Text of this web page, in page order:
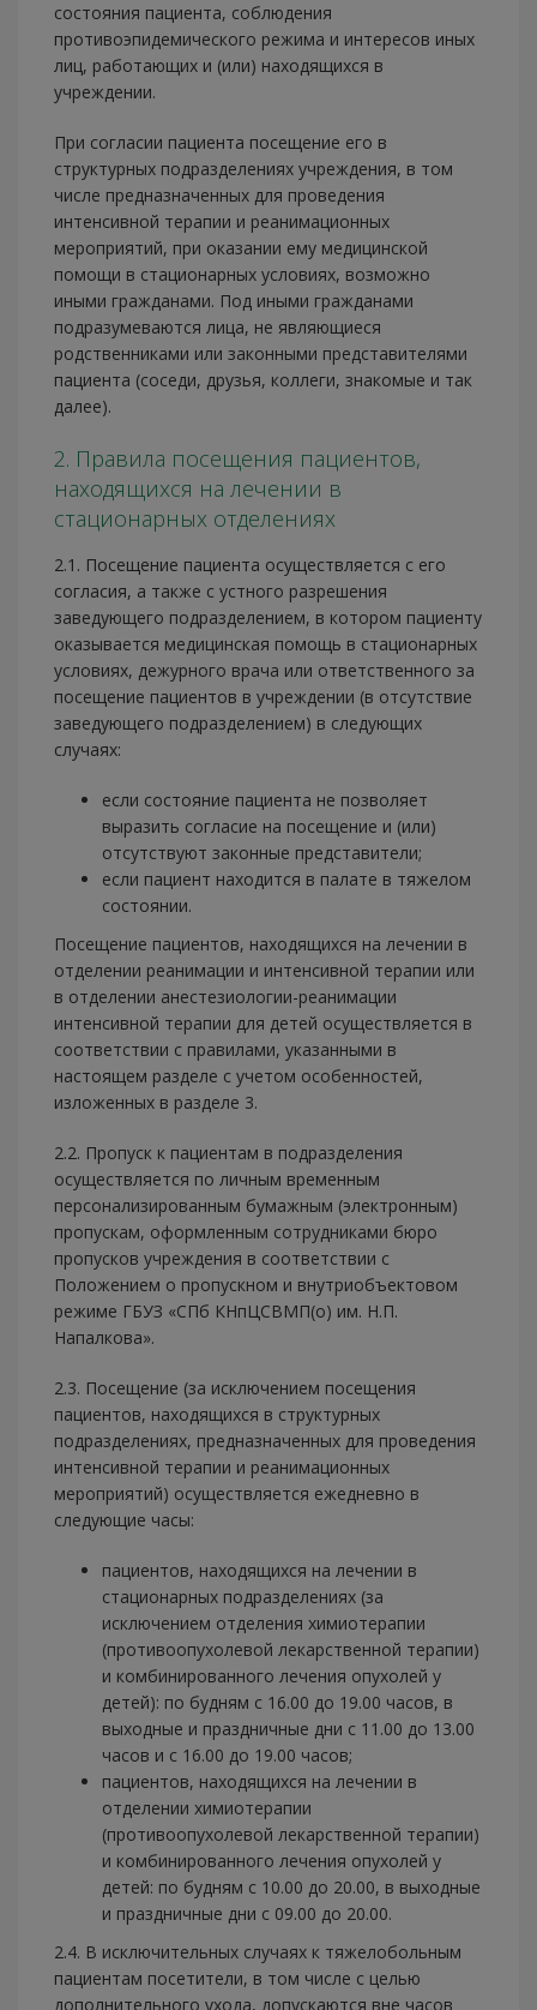
состояния пациента, соблюдения
противоэпидемического режима и интересов иных
лиц, работающих и (или) находящихся в
учреждении.
При согласии пациента посещение его в
структурных подразделениях учреждения, в том
числе предназначенных для проведения
интенсивной терапии и реанимационных
мероприятий, при оказании ему медицинской
помощи в стационарных условиях, возможно
иными гражданами. Под иными гражданами
подразумеваются лица, не являющиеся
родственниками или законными представителями
пациента (соседи, друзья, коллеги, знакомые и так
далее).
2. Правила посещения пациентов,
находящихся на лечении в
стационарных отделениях
2.1. Посещение пациента осуществляется с его
согласия, а также с устного разрешения
заведующего подразделением, в котором пациенту
оказывается медицинская помощь в стационарных
условиях, дежурного врача или ответственного за
посещение пациентов в учреждении (в отсутствие
заведующего подразделением) в следующих
случаях:
если состояние пациента не позволяет
выразить согласие на посещение и (или)
отсутствуют законные представители;
если пациент находится в палате в тяжелом
состоянии.
Посещение пациентов, находящихся на лечении в
отделении реанимации и интенсивной терапии или
в отделении анестезиологии-реанимации
интенсивной терапии для детей осуществляется в
соответствии с правилами, указанными в
настоящем разделе с учетом особенностей,
изложенных в разделе 3.
2.2. Пропуск к пациентам в подразделения
осуществляется по личным временным
персонализированным бумажным (электронным)
пропускам, оформленным сотрудниками бюро
пропусков учреждения в соответствии с
Положением о пропускном и внутриобъектовом
режиме ГБУЗ «СПб КНпЦСВМП(о) им. Н.П.
Напалкова».
2.3. Посещение (за исключением посещения
пациентов, находящихся в структурных
подразделениях, предназначенных для проведения
интенсивной терапии и реанимационных
мероприятий) осуществляется ежедневно в
следующие часы:
пациентов, находящихся на лечении в
стационарных подразделениях (за
исключением отделения химиотерапии
(противоопухолевой лекарственной терапии)
и комбинированного лечения опухолей у
детей): по будням с 16.00 до 19.00 часов, в
выходные и праздничные дни с 11.00 до 13.00
часов и с 16.00 до 19.00 часов;
пациентов, находящихся на лечении в
отделении химиотерапии
(противоопухолевой лекарственной терапии)
и комбинированного лечения опухолей у
детей: по будням с 10.00 до 20.00, в выходные
и праздничные дни с 09.00 до 20.00.
2.4. В исключительных случаях к тяжелобольным
пациентам посетители, в том числе с целью
дополнительного ухода, допускаются вне часов